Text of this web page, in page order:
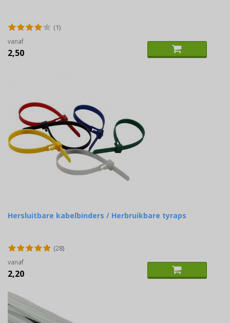
(1)
vanaf
2,50
Hersluitbare kabelbinders / Herbruikbare tyraps
(28)
vanaf
2,20